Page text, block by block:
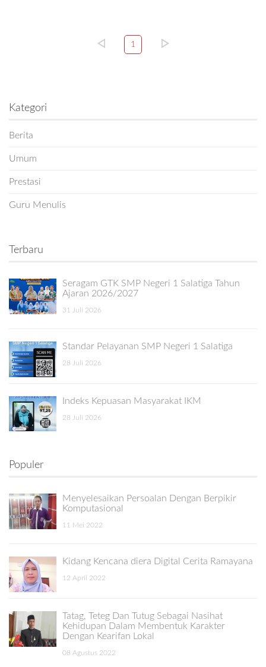
1
Kategori
Berita
Umum
Prestasi
Guru Menulis
Terbaru
Seragam GTK SMP Negeri 1 Salatiga Tahun
Ajaran 2026/2027
31 Juli 2026
Standar Pelayanan SMP Negeri 1 Salatiga
28 Juli 2026
Indeks Kepuasan Masyarakat IKM
28 Juli 2026
Populer
Menyelesaikan Persoalan Dengan Berpikir
Komputasional
11 Mei 2022
Kidang Kencana diera Digital Cerita Ramayana
12 April 2022
Tatag, Teteg Dan Tutug Sebagai Nasihat
Kehidupan Dalam Membentuk Karakter
Dengan Kearifan Lokal
08 Agustus 2022